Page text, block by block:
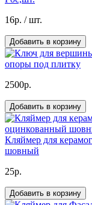
16р. / шт.
Добавить в корзину
опоры под плитку
2500р.
Добавить в корзину
Кляймер для
шовный
25р.
Добавить в корзину